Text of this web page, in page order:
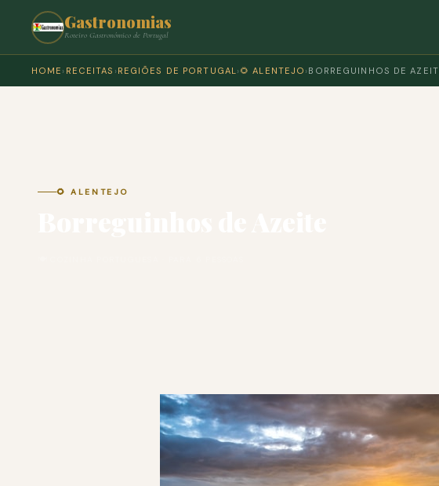
Gastronomias
Roteiro Gastronómico de Portugal
HOME › RECEITAS › REGIÕES DE PORTUGAL ›🌻 ALENTEJO › BORREGUINHOS DE
🌻 ALENTEJO